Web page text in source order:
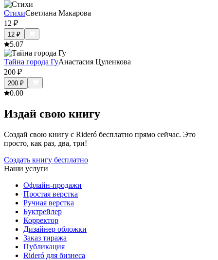
СтихиСветлана Макарова
12 ₽
12 ₽
5.07
Тайна города ГуАнастасия Цуленкова
200 ₽
200 ₽
0.00
Издай свою книгу
Создай свою книгу с Rideró бесплатно прямо сейчас. Это
просто, как раз, два, три!
Создать книгу бесплатно
Наши услуги
Офлайн-продажи
Простая верстка
Ручная верстка
Буктрейлер
Корректор
Дизайнер обложки
Заказ тиража
Публикация
Rideró для бизнеса